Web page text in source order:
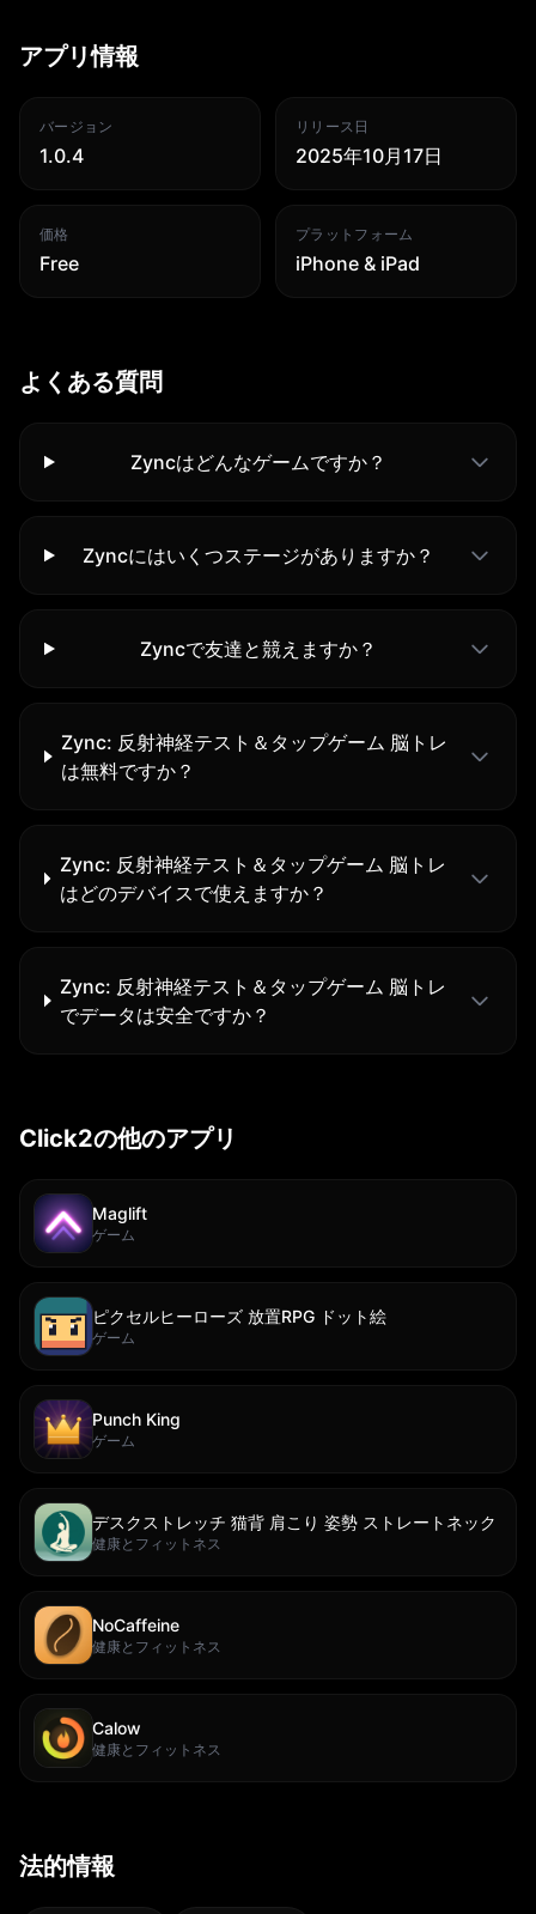
アプリ情報
バージョン
1.0.4
リリース日
2025年10月17日
価格
Free
プラットフォーム
iPhone & iPad
よくある質問
Zyncはどんなゲームですか？
Zyncにはいくつステージがありますか？
Zyncで友達と競えますか？
Zync: 反射神経テスト＆タップゲーム 脳トレ
は無料ですか？
Zync: 反射神経テスト＆タップゲーム 脳トレ
はどのデバイスで使えますか？
Zync: 反射神経テスト＆タップゲーム 脳トレ
でデータは安全ですか？
Click2の他のアプリ
Maglift
ゲーム
ピクセルヒーローズ 放置RPG ドット絵
ゲーム
Punch King
ゲーム
デスクストレッチ 猫背 肩こり 姿勢 ストレートネック
健康とフィットネス
NoCaffeine
健康とフィットネス
Calow
健康とフィットネス
法的情報